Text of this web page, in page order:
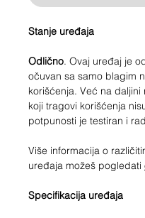
Stanje uređaja
Odlično. Ovaj uređaj je
očuvan sa samo blagim
korišćenja. Već na daljini
koji tragovi korišćenja
potpunosti je testiran i
Više informacija o
uređaja možeš pogledati
Specifikacija uređaja